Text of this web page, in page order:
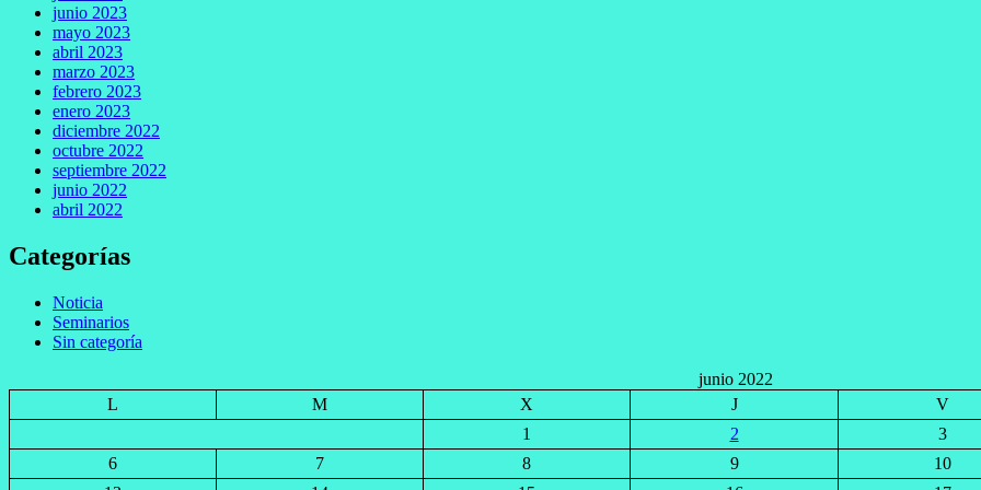
junio 2023
mayo 2023
abril 2023
marzo 2023
febrero 2023
enero 2023
diciembre 2022
octubre 2022
septiembre 2022
junio 2022
abril 2022
Categorías
Noticia
Seminarios
Sin categoría
junio 2022
L
M X J V
1
2 3
6
7 8 9 10